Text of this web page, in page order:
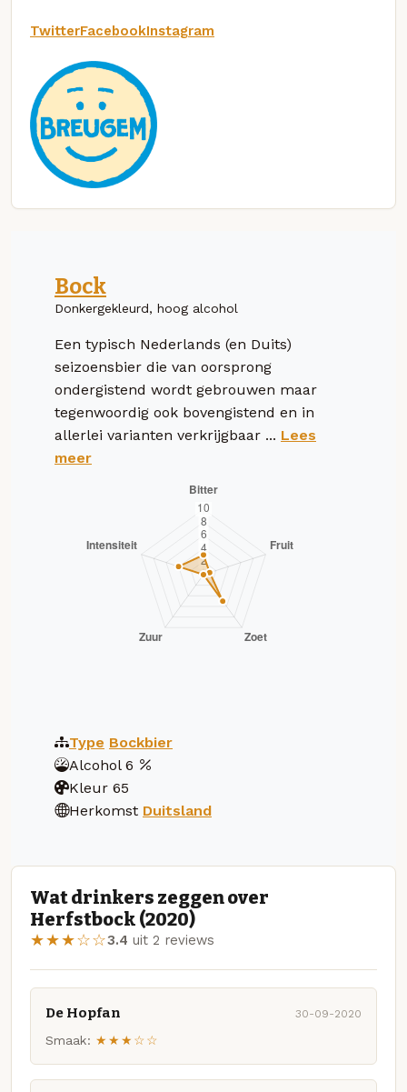
TwitterFacebookInstagram
Bock
Donkergekleurd, hoog alcohol
Een typisch Nederlands (en Duits)
seizoensbier die van oorsprong
ondergistend wordt gebrouwen maar
tegenwoordig ook bovengistend en in
allerlei varianten verkrijgbaar ... Lees
meer
Type Bockbier
Alcohol 6
Kleur 65
Herkomst Duitsland
Wat drinkers zeggen over
Herfstbock (2020)
★★★☆☆3.4 uit 2 reviews
De Hopfan 30-09-2020
Smaak: ★★★☆☆